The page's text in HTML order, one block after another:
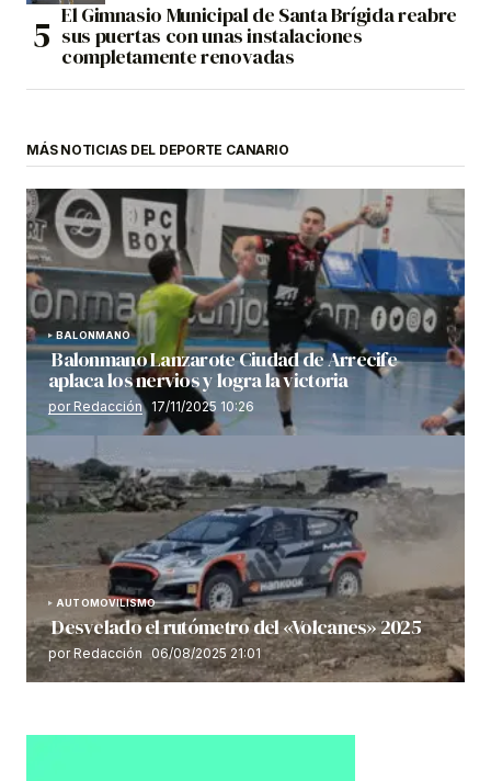
El Gimnasio Municipal de Santa Brígida reabre
sus puertas con unas instalaciones
completamente renovadas
MÁS NOTICIAS DEL DEPORTE CANARIO
BALONMANO
Balonmano Lanzarote Ciudad de Arrecife
aplaca los nervios y logra la victoria
por Redacción 17/11/2025 10:26
AUTOMOVILISMO
Desvelado el rutómetro del «Volcanes» 2025
por Redacción 06/08/2025 21:01